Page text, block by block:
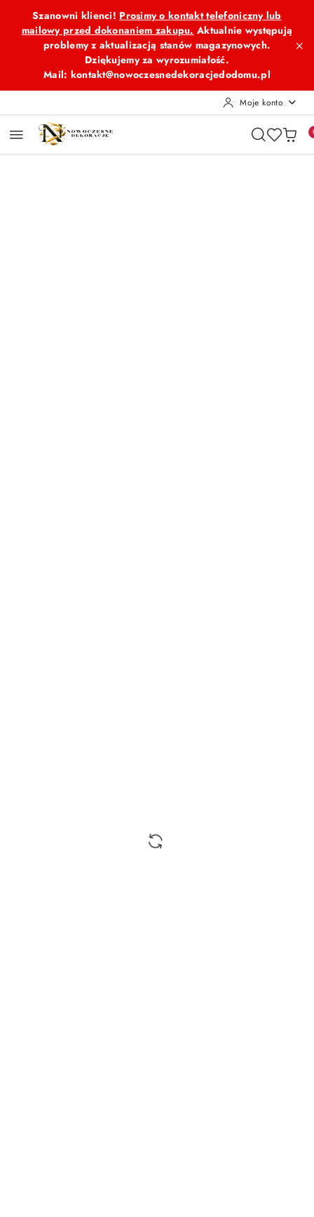
Przejdź do treści głównej
Przejdź do wyszukiwarki
Przejdź do moje konto
Przejdź do menu głównego
Przejdź do opisu produktu
Przejdź do stopki
Szanowni klienci! Prosimy o kontakt telefoniczny lub
mailowy przed dokonaniem zakupu. Aktualnie występują
problemy z aktualizacją stanów magazynowych.
Dziękujemy za wyrozumiałość.
Mail: kontakt@nowoczesnedekoracjedodomu.pl
Moje konto